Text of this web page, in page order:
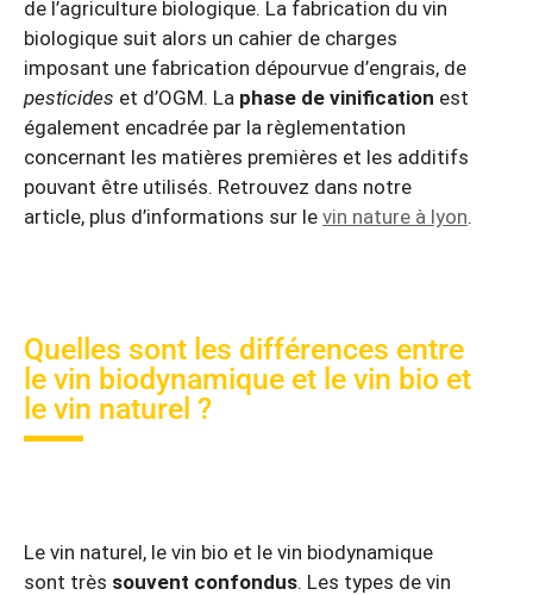
de l’agriculture biologique. La fabrication du vin
biologique suit alors un cahier de charges
imposant une fabrication dépourvue d’engrais, de
pesticides et d’OGM. La phase de vinification est
également encadrée par la règlementation
concernant les matières premières et les additifs
pouvant être utilisés. Retrouvez dans notre
article, plus d’informations sur le vin nature à lyon.
Quelles sont les différences entre
le vin biodynamique et le vin bio et
le vin naturel ?
Le vin naturel, le vin bio et le vin biodynamique
sont très souvent confondus. Les types de vin